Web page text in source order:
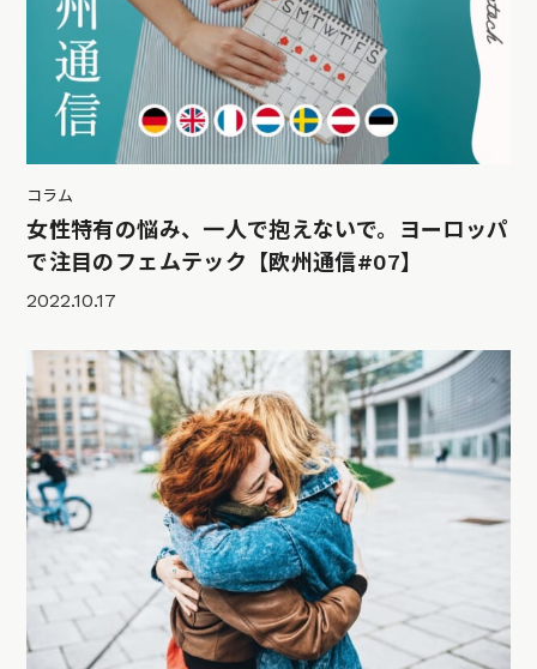
コラム
女性特有の悩み、一人で抱えないで。ヨーロッパ
で注目のフェムテック【欧州通信#07】
2022.10.17